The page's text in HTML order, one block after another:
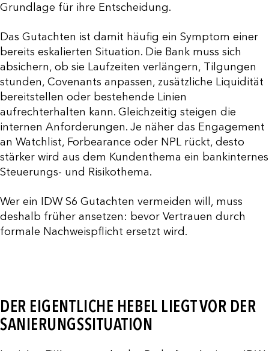
Grundlage für ihre Entscheidung.
Das Gutachten ist damit häufig ein Symptom einer
bereits eskalierten Situation. Die Bank muss sich
absichern, ob sie Laufzeiten verlängern, Tilgungen
stunden, Covenants anpassen, zusätzliche Liquidität
bereitstellen oder bestehende Linien
aufrechterhalten kann. Gleichzeitig steigen die
internen Anforderungen. Je näher das Engagement
an Watchlist, Forbearance oder NPL rückt, desto
stärker wird aus dem Kundenthema ein bankinternes
Steuerungs- und Risikothema.
Wer ein IDW S6 Gutachten vermeiden will, muss
deshalb früher ansetzen: bevor Vertrauen durch
formale Nachweispflicht ersetzt wird.
DER EIGENTLICHE HEBEL LIEGT VOR DER
SANIERUNGSSITUATION